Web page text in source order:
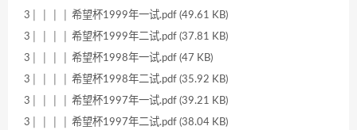
3│ │ │ │ 希望杯1999年一试.pdf (49.61 KB)
3│ │ │ │ 希望杯1999年二试.pdf (37.81 KB)
3│ │ │ │ 希望杯1998年一试.pdf (47 KB)
3│ │ │ │ 希望杯1998年二试.pdf (35.92 KB)
3│ │ │ │ 希望杯1997年一试.pdf (39.21 KB)
3│ │ │ │ 希望杯1997年二试.pdf (38.04 KB)